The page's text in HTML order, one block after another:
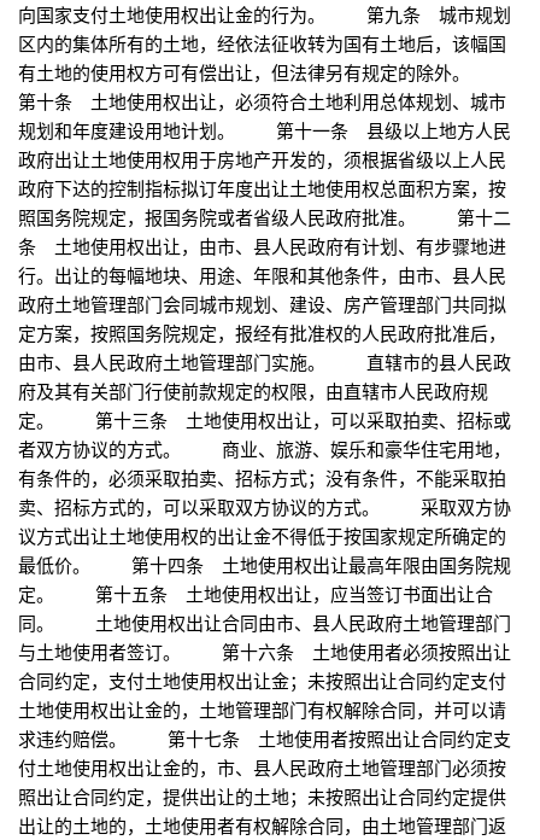
向国家支付土地使用权出让金的行为。 第九条 城市规划
区内的集体所有的土地，经依法征收转为国有土地后，该幅国
有土地的使用权方可有偿出让，但法律另有规定的除外。
第十条 土地使用权出让，必须符合土地利用总体规划、城市
规划和年度建设用地计划。 第十一条 县级以上地方人民
政府出让土地使用权用于房地产开发的，须根据省级以上人民
政府下达的控制指标拟订年度出让土地使用权总面积方案，按
照国务院规定，报国务院或者省级人民政府批准。 第十二
条 土地使用权出让，由市、县人民政府有计划、有步骤地进
行。出让的每幅地块、用途、年限和其他条件，由市、县人民
政府土地管理部门会同城市规划、建设、房产管理部门共同拟
定方案，按照国务院规定，报经有批准权的人民政府批准后，
由市、县人民政府土地管理部门实施。 直辖市的县人民政
府及其有关部门行使前款规定的权限，由直辖市人民政府规
定。 第十三条 土地使用权出让，可以采取拍卖、招标或
者双方协议的方式。 商业、旅游、娱乐和豪华住宅用地，
有条件的，必须采取拍卖、招标方式；没有条件，不能采取拍
卖、招标方式的，可以采取双方协议的方式。 采取双方协
议方式出让土地使用权的出让金不得低于按国家规定所确定的
最低价。 第十四条 土地使用权出让最高年限由国务院规
定。 第十五条 土地使用权出让，应当签订书面出让合
同。 土地使用权出让合同由市、县人民政府土地管理部门
与土地使用者签订。 第十六条 土地使用者必须按照出让
合同约定，支付土地使用权出让金；未按照出让合同约定支付
土地使用权出让金的，土地管理部门有权解除合同，并可以请
求违约赔偿。 第十七条 土地使用者按照出让合同约定支
付土地使用权出让金的，市、县人民政府土地管理部门必须按
照出让合同约定，提供出让的土地；未按照出让合同约定提供
出让的土地的，土地使用者有权解除合同，由土地管理部门返